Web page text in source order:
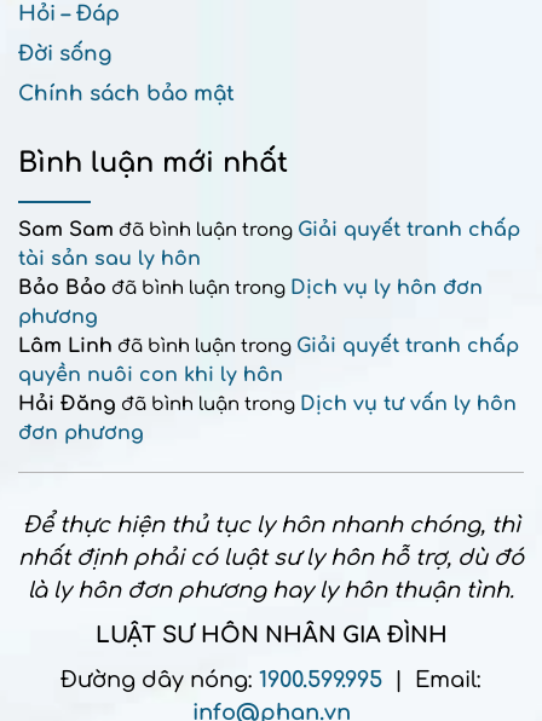
Hỏi – Đáp
Đời sống
Chính sách bảo mật
Bình luận mới nhất
Sam Sam đã bình luận trong Giải quyết tranh chấp
tài sản sau ly hôn
Bảo Bảo đã bình luận trong Dịch vụ ly hôn đơn
phương
Lâm Linh đã bình luận trong Giải quyết tranh chấp
quyền nuôi con khi ly hôn
Hải Đăng đã bình luận trong Dịch vụ tư vấn ly hôn
đơn phương
Để thực hiện thủ tục ly hôn nhanh chóng, thì
nhất định phải có luật sư ly hôn hỗ trợ, dù đó
là ly hôn đơn phương hay ly hôn thuận tình.
LUẬT SƯ HÔN NHÂN GIA ĐÌNH
Đường dây nóng: 1900.599.995 | Email:
info@phan.vn